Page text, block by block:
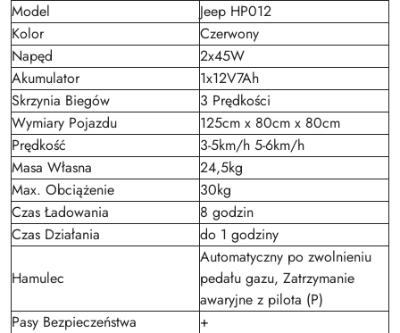
Model
Jeep HP012
Kolor
Czerwony
Napęd
2x45W
Akumulator
1x12V7Ah
Skrzynia Biegów
3 Prędkości
Wymiary Pojazdu
125cm x 80cm x 80cm
Prędkość
3-5km/h 5-6km/h
Masa Własna
24,5kg
Max. Obciążenie
30kg
Czas Ładowania
8 godzin
Czas Działania
do 1 godziny
Hamulec
Automatyczny po zwolnieniu
pedału gazu, Zatrzymanie
awaryjne z pilota (P)
Pasy Bezpieczeństwa
+